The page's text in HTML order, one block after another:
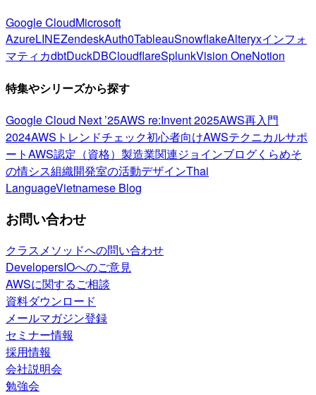
Google CloudMicrosoft
AzureLINEZendeskAuth0TableauSnowflakeAlteryxインフォ
マティカdbtDuckDBCloudflareSplunkVision OneNotion
特集やシリーズから探す
Google Cloud Next ’25AWS re:Invent 2025AWS再入門
2024AWSトレンドチェック初心者向けAWSテクニカルサポ
ートAWS認定（資格） 製造業関連ジョインブログくらめそ
の情シス組織開発室の活動デザインThai
LanguageVietnamese Blog
お問い合わせ
クラスメソッドへの問い合わせ
DevelopersIOへのご意見
AWSに関するご相談
資料ダウンロード
メールマガジン登録
セミナー情報
採用情報
会社説明会
勉強会